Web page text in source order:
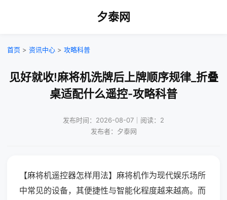
夕泰网
首页 > 资讯中心 > 攻略科普
见好就收!麻将机洗牌后上牌顺序规律_折叠
桌适配什么遥控-攻略科普
发布时间：2026-08-07｜阅读：2
发布者：夕泰网
【麻将机遥控器怎样用法】麻将机作为现代娱乐场所
中常见的设备，其便捷性与智能化程度越来越高。而